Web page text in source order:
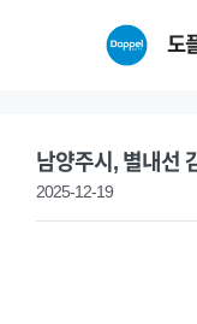
도
남양주시, 별내선
2025-12-19